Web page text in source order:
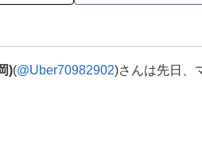
)(@Uber70982902)さんは先日、